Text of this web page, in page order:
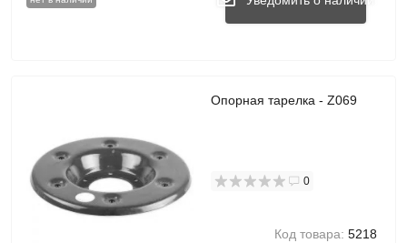
Опорная тарелка - Z069
0
Код товара: 5218